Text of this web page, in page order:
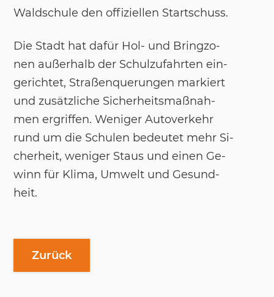
Wald­schu­le den of­fi­zi­el­len Start­schuss.
Die Stadt hat dafür Hol- und Bring­zo­
nen außer­halb der Schul­zu­fahr­ten ein­
ge­rich­tet, Straßen­que­run­gen mar­kiert
und zu­sätz­li­che Si­cher­heits­maß­nah­
men er­grif­fen. We­ni­ger Au­to­ver­kehr
rund um die Schu­len be­deu­tet mehr Si­
cher­heit, we­ni­ger Staus und ei­nen Ge­
winn für Kli­ma, Um­welt und Ge­sund­
heit.
Zurück